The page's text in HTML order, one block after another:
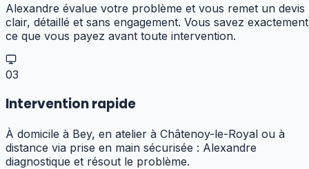
Alexandre évalue votre problème et vous remet un devis
clair, détaillé et sans engagement. Vous savez exactement
ce que vous payez avant toute intervention.
03
Intervention rapide
À domicile à Bey, en atelier à Châtenoy-le-Royal ou à
distance via prise en main sécurisée : Alexandre
diagnostique et résout le problème.